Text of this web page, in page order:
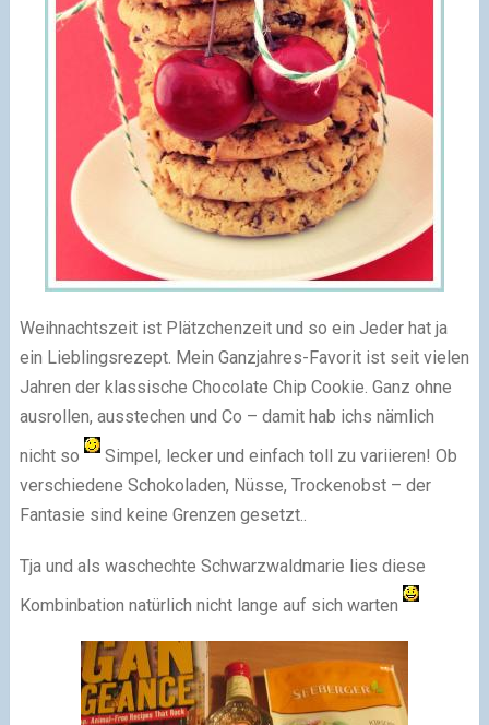
Weihnachtszeit ist Plätzchenzeit und so ein Jeder hat ja
ein Lieblingsrezept. Mein Ganzjahres-Favorit ist seit vielen
Jahren der klassische Chocolate Chip Cookie. Ganz ohne
ausrollen, ausstechen und Co – damit hab ichs nämlich
nicht so
Simpel, lecker und einfach toll zu variieren! Ob
verschiedene Schokoladen, Nüsse, Trockenobst – der
Fantasie sind keine Grenzen gesetzt..
Tja und als waschechte Schwarzwaldmarie lies diese
Kombinbation natürlich nicht lange auf sich warten